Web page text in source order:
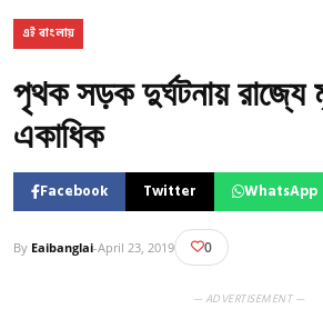
এই বাংলায়
পৃথক সড়ক দুর্ঘটনায়
একাধিক
Facebook Twitter WhatsApp
By Eaibanglai-April 23, 2019 0
— ADVERTISEMENT —